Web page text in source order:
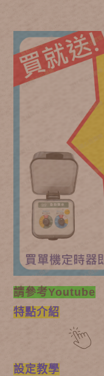
請參考Youtube
特點介紹
設定教學